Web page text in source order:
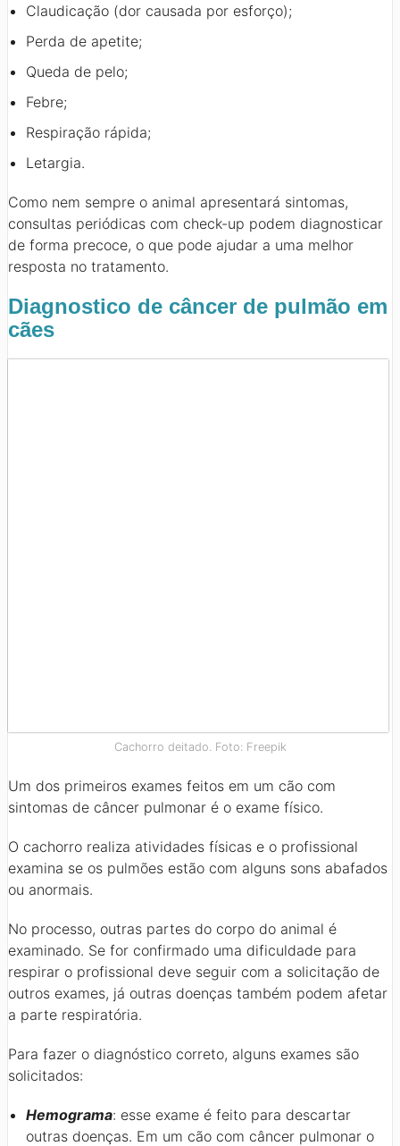
Claudicação (dor causada por esforço);
Perda de apetite;
Queda de pelo;
Febre;
Respiração rápida;
Letargia.
Como nem sempre o animal apresentará sintomas,
consultas periódicas com check-up podem diagnosticar
de forma precoce, o que pode ajudar a uma melhor
resposta no tratamento.
Diagnostico de câncer de pulmão em
cães
Cachorro deitado. Foto: Freepik
Um dos primeiros exames feitos em um cão com
sintomas de câncer pulmonar é o exame físico.
O cachorro realiza atividades físicas e o profissional
examina se os pulmões estão com alguns sons abafados
ou anormais.
No processo, outras partes do corpo do animal é
examinado. Se for confirmado uma dificuldade para
respirar o profissional deve seguir com a solicitação de
outros exames, já outras doenças também podem afetar
a parte respiratória.
Para fazer o diagnóstico correto, alguns exames são
solicitados:
Hemograma: esse exame é feito para descartar
outras doenças. Em um cão com câncer pulmonar o